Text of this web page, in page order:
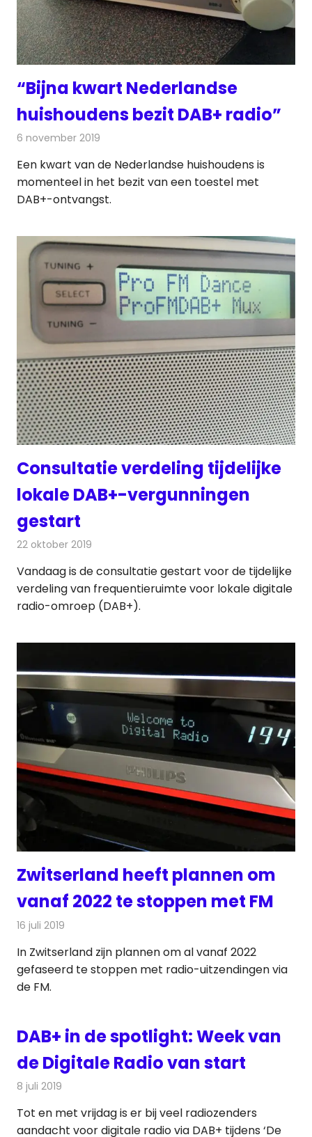
“Bijna kwart Nederlandse
huishoudens bezit DAB+ radio”
6 november 2019
Een kwart van de Nederlandse huishoudens is
momenteel in het bezit van een toestel met
DAB+-ontvangst.
Consultatie verdeling tijdelijke
lokale DAB+-vergunningen
gestart
22 oktober 2019
Vandaag is de consultatie gestart voor de tijdelijke
verdeling van frequentieruimte voor lokale digitale
radio-omroep (DAB+).
Zwitserland heeft plannen om
vanaf 2022 te stoppen met FM
16 juli 2019
In Zwitserland zijn plannen om al vanaf 2022
gefaseerd te stoppen met radio-uitzendingen via
de FM.
DAB+ in de spotlight: Week van
de Digitale Radio van start
8 juli 2019
Tot en met vrijdag is er bij veel radiozenders
aandacht voor digitale radio via DAB+ tijdens ‘De